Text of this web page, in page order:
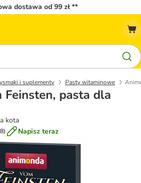
dostawa od 99 zł **
i suplementy Pasty witaminowe
Feinsten, pasta dla
kota
8) Napisz teraz